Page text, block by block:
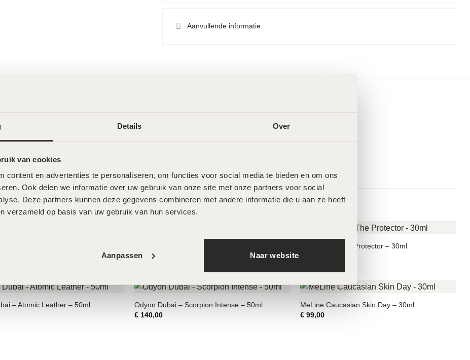
Details Over
van cookies
content en advertenties te personaliseren, om functies voor social media te bieden en om ons
Ook delen we informatie over uw gebruik van onze site met onze partners voor social
Deze partners kunnen deze gegevens combineren met andere informatie die u aan ze heeft
verzameld op basis van uw gebruik van hun services.
Aanpassen Naar website
Aanvullende informatie
Wat onze klanten zeggen
€79,00
LABAREAU The Protector – 30ml
– Atomic Leather – 50ml
Odyon Dubai – Scorpion Intense – 50ml
€140,00
MeLine Caucasian Skin Day – 30ml
€ 99,00